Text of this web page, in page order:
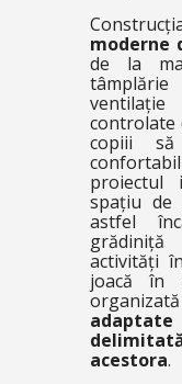
moderne
de la
controlate
copiii
proiectul
spațiu de
astfel
activități
joacă în
acestora.